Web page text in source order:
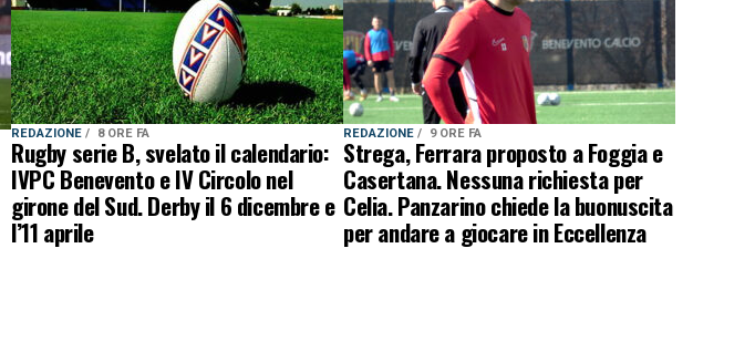
REDAZIONE 8 ORE FA
Rugby serie B, svelato il calendario:
IVPC Benevento e IV Circolo nel
girone del Sud. Derby il 6 dicembre e
l’11 aprile
REDAZIONE 9 ORE FA
Strega, Ferrara proposto a Foggia e
Casertana. Nessuna richiesta per
Celia. Panzarino chiede la buonuscita
per andare a giocare in Eccellenza